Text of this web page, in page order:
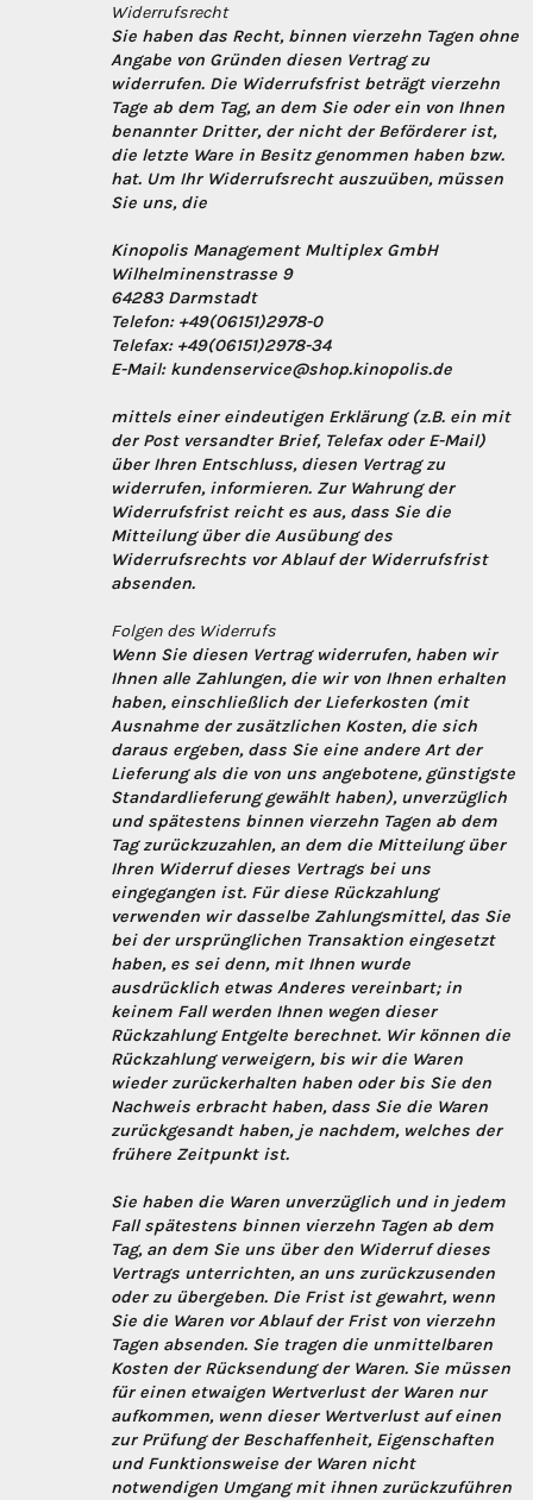
Widerrufsrecht
Sie haben das Recht, binnen vierzehn Tagen ohne
Angabe von Gründen diesen Vertrag zu
widerrufen. Die Widerrufsfrist beträgt vierzehn
Tage ab dem Tag, an dem Sie oder ein von Ihnen
benannter Dritter, der nicht der Beförderer ist,
die letzte Ware in Besitz genommen haben bzw.
hat. Um Ihr Widerrufsrecht auszuüben, müssen
Sie uns, die
Kinopolis Management Multiplex GmbH
Wilhelminenstrasse 9
64283 Darmstadt
Telefon: +49(06151)2978-0
Telefax: +49(06151)2978-34
E-Mail: kundenservice@shop.kinopolis.de
mittels einer eindeutigen Erklärung (z.B. ein mit
der Post versandter Brief, Telefax oder E-Mail)
über Ihren Entschluss, diesen Vertrag zu
widerrufen, informieren. Zur Wahrung der
Widerrufsfrist reicht es aus, dass Sie die
Mitteilung über die Ausübung des
Widerrufsrechts vor Ablauf der Widerrufsfrist
absenden.
Folgen des Widerrufs
Wenn Sie diesen Vertrag widerrufen, haben wir
Ihnen alle Zahlungen, die wir von Ihnen erhalten
haben, einschließlich der Lieferkosten (mit
Ausnahme der zusätzlichen Kosten, die sich
daraus ergeben, dass Sie eine andere Art der
Lieferung als die von uns angebotene, günstigste
Standardlieferung gewählt haben), unverzüglich
und spätestens binnen vierzehn Tagen ab dem
Tag zurückzuzahlen, an dem die Mitteilung über
Ihren Widerruf dieses Vertrags bei uns
eingegangen ist. Für diese Rückzahlung
verwenden wir dasselbe Zahlungsmittel, das Sie
bei der ursprünglichen Transaktion eingesetzt
haben, es sei denn, mit Ihnen wurde
ausdrücklich etwas Anderes vereinbart; in
keinem Fall werden Ihnen wegen dieser
Rückzahlung Entgelte berechnet. Wir können die
Rückzahlung verweigern, bis wir die Waren
wieder zurückerhalten haben oder bis Sie den
Nachweis erbracht haben, dass Sie die Waren
zurückgesandt haben, je nachdem, welches der
frühere Zeitpunkt ist.
Sie haben die Waren unverzüglich und in jedem
Fall spätestens binnen vierzehn Tagen ab dem
Tag, an dem Sie uns über den Widerruf dieses
Vertrags unterrichten, an uns zurückzusenden
oder zu übergeben. Die Frist ist gewahrt, wenn
Sie die Waren vor Ablauf der Frist von vierzehn
Tagen absenden. Sie tragen die unmittelbaren
Kosten der Rücksendung der Waren. Sie müssen
für einen etwaigen Wertverlust der Waren nur
aufkommen, wenn dieser Wertverlust auf einen
zur Prüfung der Beschaffenheit, Eigenschaften
und Funktionsweise der Waren nicht
notwendigen Umgang mit ihnen zurückzuführen